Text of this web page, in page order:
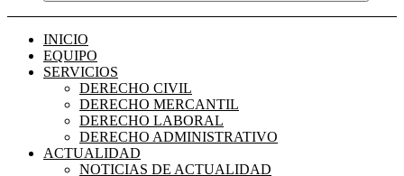
INICIO
EQUIPO
SERVICIOS
DERECHO CIVIL
DERECHO MERCANTIL
DERECHO LABORAL
DERECHO ADMINISTRATIVO
ACTUALIDAD
NOTICIAS DE ACTUALIDAD